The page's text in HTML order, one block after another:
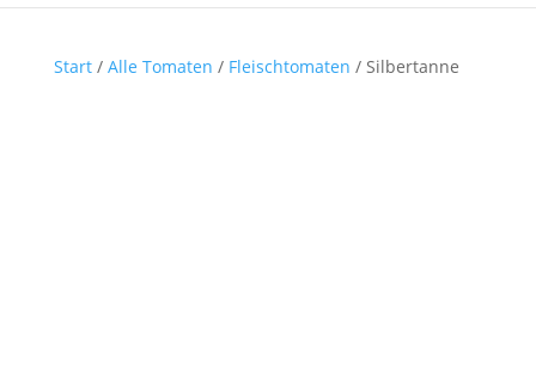
Start/ Alle Tomaten / Fleischtomaten / Silbertanne